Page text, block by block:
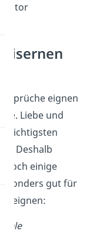
eisernen
Sprüche eignen
Liebe und
wichtigsten
. Deshalb
noch einige
gut für
eignen: